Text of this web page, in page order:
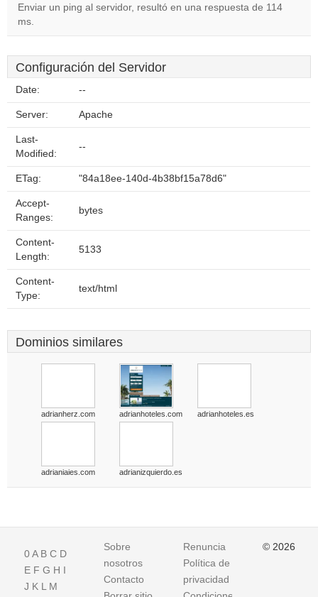
Enviar un ping al servidor, resultó en una respuesta de 114
ms.
Configuración del Servidor
Date: --
Server: Apache
Last-
Modified:
--
ETag: "84a18ee-140d-4b38bf15a78d6"
Accept-
Ranges:
bytes
Content-
Length:
5133
Content-
Type:
text/html
Dominios similares
adrianherz.com adrianhoteles.com adrianhoteles.es
adrianiaies.com adrianizquierdo.es
0A B C D
E F G H I
J K L M
Sobre
nosotros
Contacto
Renuncia
Política de
privacidad
© 2026